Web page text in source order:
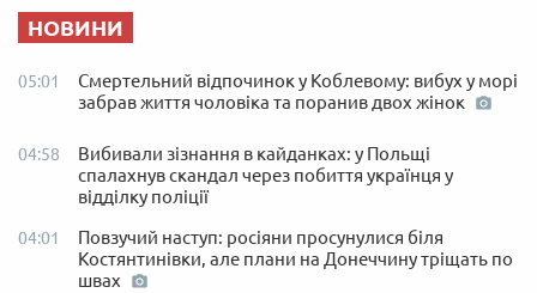
НОВИНИ
05:01
Смертельний відпочинок у Коблевому: вибух у морі
забрав життя чоловіка та поранив двох жінок
04:58
Вибивали зізнання в кайданках: у Польщі
спалахнув скандал через побиття українця у
відділку поліції
04:01
Повзучий наступ: росіяни просунулися біля
Костянтинівки, але плани на Донеччину тріщать по
швах